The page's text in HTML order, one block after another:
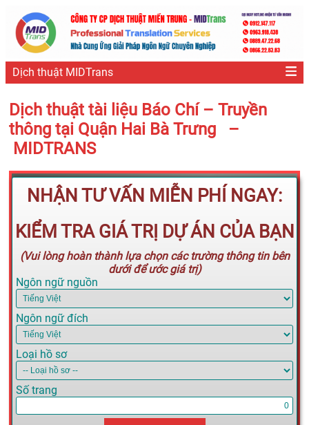
Dịch thuật MIDTrans
Dịch thuật tài liệu Báo Chí – Truyền
thông tại Quận Hai Bà Trưng –
MIDTRANS
NHẬN TƯ VẤN MIỄN PHÍ NGAY:
KIỂM TRA GIÁ TRỊ DỰ ÁN CỦA BẠN
(Vui lòng hoàn thành lựa chọn các trường thông tin bên
dưới để ước giá trị)
Ngôn ngữ nguồn
Ngôn ngữ đích
Loại hồ sơ
Số trang